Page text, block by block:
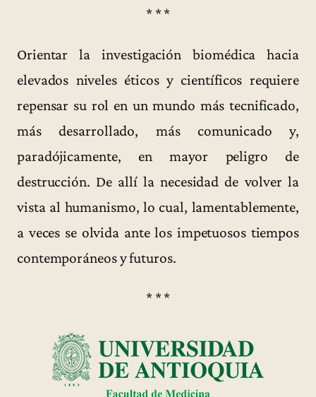
* * *
Orientar la investigación biomédica hacia
elevados niveles éticos y científicos requiere
repensar su rol en un mundo más tecnificado,
más desarrollado, más comunicado y,
paradójicamente, en mayor peligro de
destrucción. De allí la necesidad de volver la
vista al humanismo, lo cual, lamentablemente,
a veces se olvida ante los impetuosos tiempos
contemporáneos y futuros.
* * *